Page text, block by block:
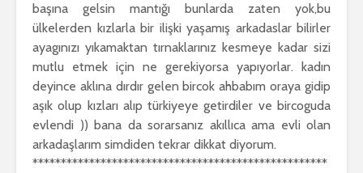
başına gelsin mantığı bunlarda zaten yok,bu
ülkelerden kızlarla bir ilişki yaşamış arkadaslar bilirler
ayagınızı yıkamaktan tırnaklarınız kesmeye kadar sizi
mutlu etmek için ne gerekiyorsa yapıyorlar. kadın
deyince aklına dırdır gelen bircok ahbabım oraya gidip
aşık olup kızları alıp türkiyeye getirdiler ve bircoguda
evlendi )) bana da sorarsanız akıllıca ama evli olan
arkadaşlarım simdiden tekrar dikkat diyorum.
****************************************************